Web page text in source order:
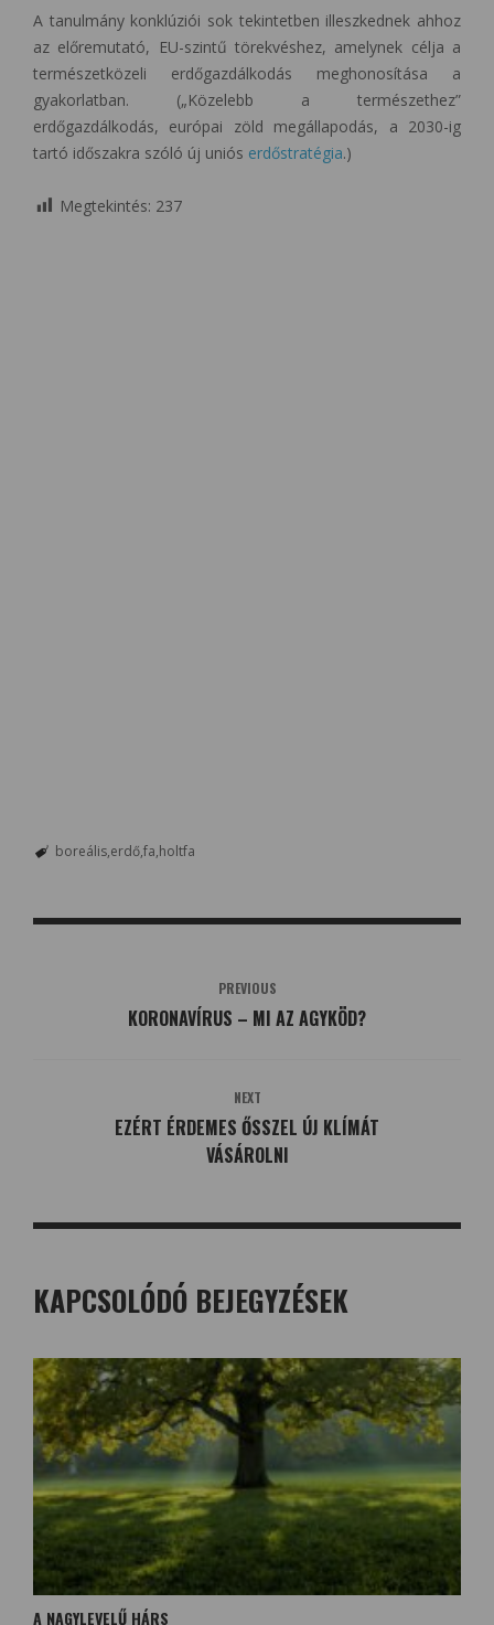
A tanulmány konklúziói sok tekintetben illeszkednek ahhoz
az előremutató, EU-szintű törekvéshez, amelynek célja a
természetközeli erdőgazdálkodás meghonosítása a
gyakorlatban. („Közelebb a természethez”
erdőgazdálkodás, európai zöld megállapodás, a 2030-ig
tartó időszakra szóló új uniós erdőstratégia.)
Megtekintés: 237
boreális erdőfa holtfa
PREVIOUS
KORONAVÍRUS – MI AZ AGYKÖD?
NEXT
EZÉRT ÉRDEMES ŐSSZEL ÚJ KLÍMÁT
VÁSÁROLNI
KAPCSOLÓDÓ BEJEGYZÉSEK
A NAGYLEVELŰ HÁRS